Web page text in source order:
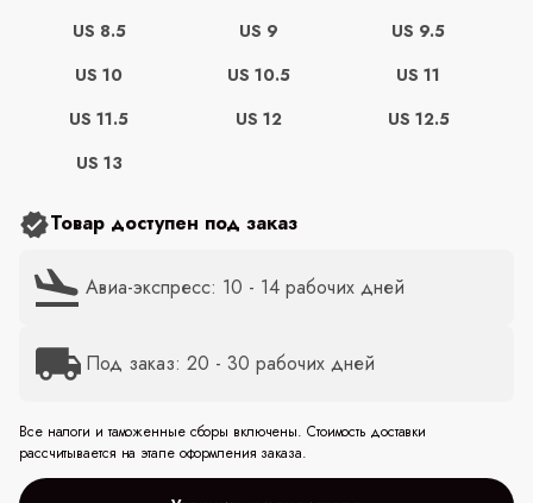
US 8.5
US 9
US 9.5
US 10
US 10.5
US 11
US 11.5
US 12
US 12.5
US 13
Товар доступен под заказ
Авиа-экспресс: 10 - 14 рабочих дней
Под заказ: 20 - 30 рабочих дней
Все налоги и таможенные сборы включены. Стоимость доставки
рассчитывается на этапе оформления заказа.